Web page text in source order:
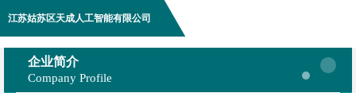
江苏姑苏区天成人工智能有限公司
企业简介
Company Profile